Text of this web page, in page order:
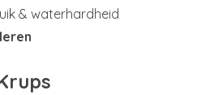
& waterhardheid